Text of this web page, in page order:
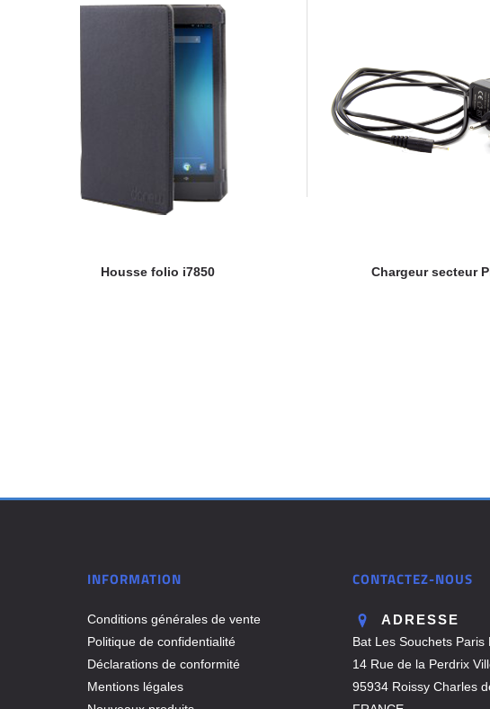
Housse folio i7850 Chargeur secteur
INFORMATION
Conditions générales de vente
Politique de confidentialité
Déclarations de conformité
Mentions légales
CONTACTEZ-NOUS
ADRESSE
Bat Les Souchets Paris
14 Rue de la Perdrix
95934 Roissy Charles